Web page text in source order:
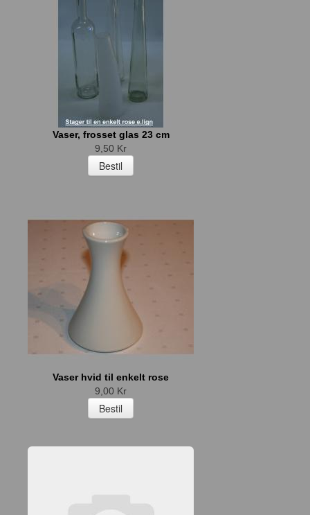
Vaser, frosset glas 23 cm
9,50 Kr
Vaser hvid til enkelt rose
9,00 Kr